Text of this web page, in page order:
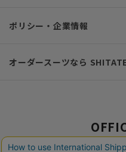
ポリシー・企業情報
オーダースーツなら